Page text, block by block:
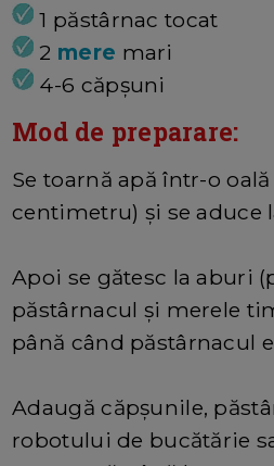
1 păstârnac tocat
2 mere mari
4-6 căpșuni
Mod de preparare:
Se toarnă apă într-o
centimetru) și se aduce
Apoi se gătesc la aburi
păstârnacul și merele
până când păstârnacul
Adaugă căpșunile,
robotului de bucătărie